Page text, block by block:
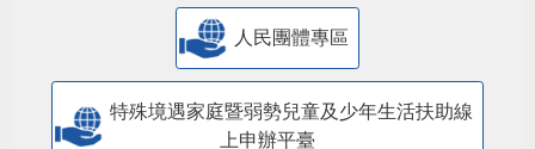
人民團體專區
特殊境遇家庭暨弱勢兒童及少年生活扶助線
上申辦平臺